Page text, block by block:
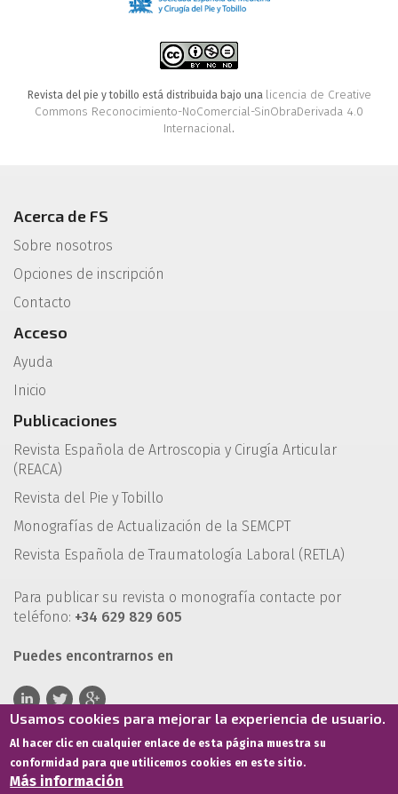
Revista del pie y tobillo está distribuida bajo una licencia de Creative
Commons Reconocimiento-NoComercial-SinObraDerivada 4.0
Internacional.
Acerca de FS
Sobre nosotros
Opciones de inscripción
Contacto
Acceso
Ayuda
Inicio
Publicaciones
Revista Española de Artroscopia y Cirugía Articular
(REACA)
Revista del Pie y Tobillo
Monografías de Actualización de la SEMCPT
Revista Española de Traumatología Laboral (RETLA)
Para publicar su revista o monografía contacte por
teléfono: +34 629 829 605
Puedes encontrarnos en
Usamos cookies para mejorar la experiencia de usuario.
Al hacer clic en cualquier enlace de esta página muestra su
conformidad para que utilicemos cookies en este sitio.
Más información